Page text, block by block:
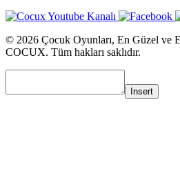
© 2026 Çocuk Oyunları, En Güzel ve
COCUX. Tüm hakları saklıdır.
Insert